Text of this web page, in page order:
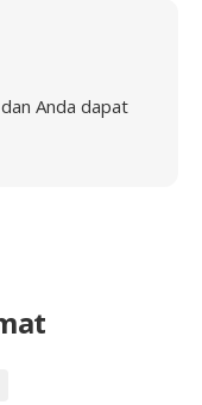
Anda dapat